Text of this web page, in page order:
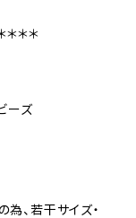
＊＊＊
ーズ
、若干サイズ・